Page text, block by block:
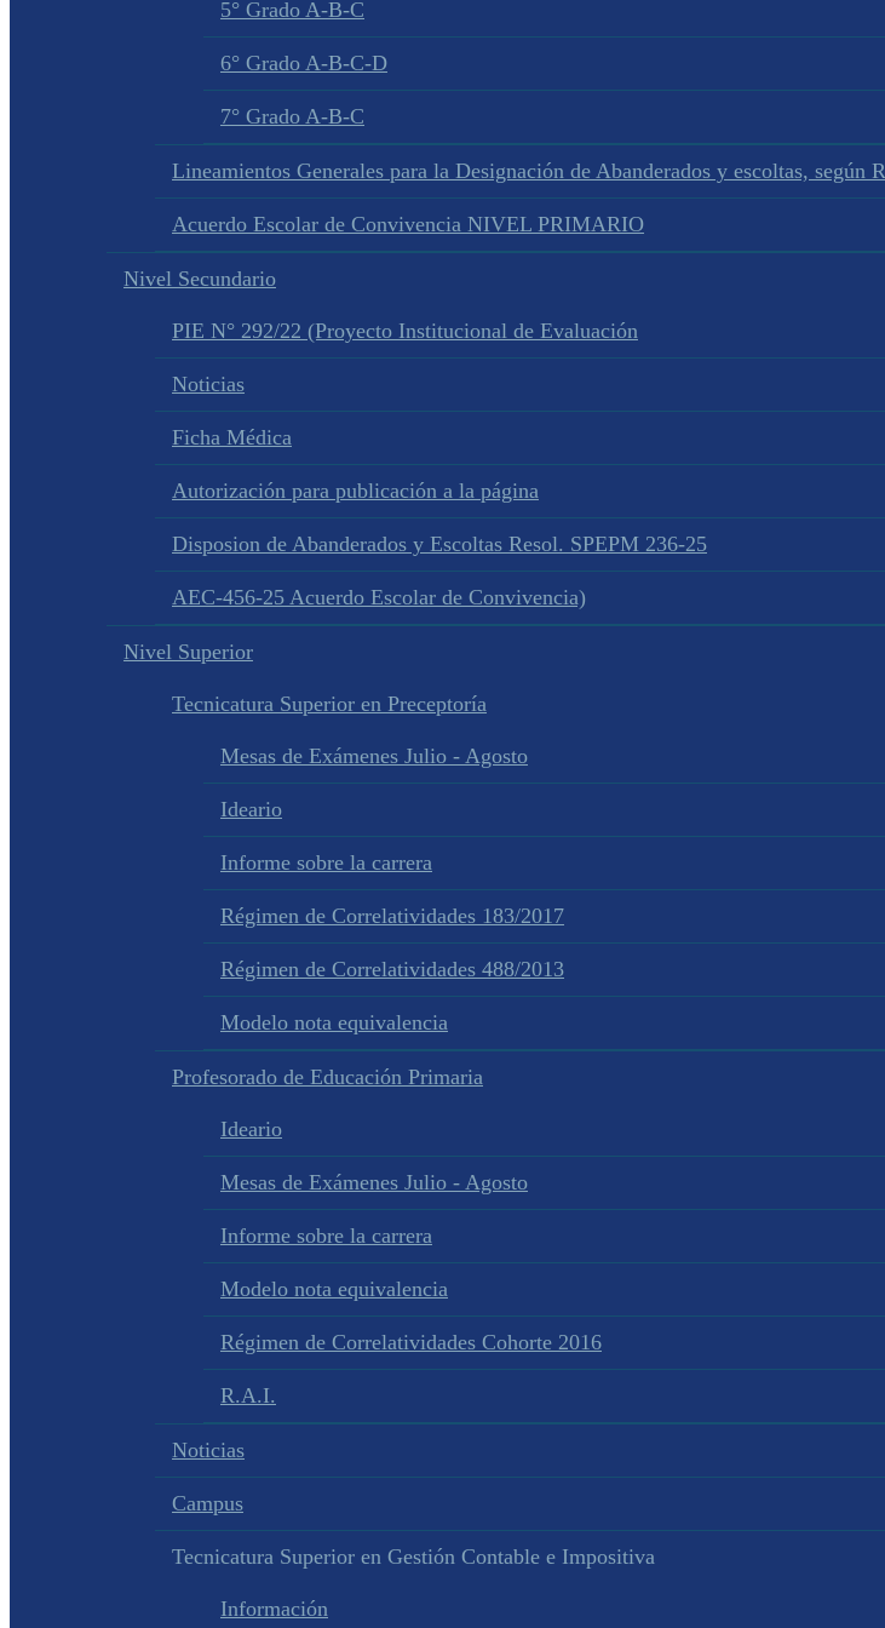
5° Grado A-B-C
6° Grado A-B-C-D
7° Grado A-B-C
Lineamientos Generales para la Designación de Abanderados y escoltas, según
Acuerdo Escolar de Convivencia NIVEL PRIMARIO
Nivel Secundario
PIE N° 292/22 (Proyecto Institucional de Evaluación
Noticias
Ficha Médica
Autorización para publicación a la página
Disposion de Abanderados y Escoltas Resol. SPEPM 236-25
AEC-456-25 Acuerdo Escolar de Convivencia)
Nivel Superior
Tecnicatura Superior en Preceptoría
Mesas de Exámenes Julio - Agosto
Ideario
Informe sobre la carrera
Régimen de Correlatividades 183/2017
Régimen de Correlatividades 488/2013
Modelo nota equivalencia
Profesorado de Educación Primaria
Ideario
Mesas de Exámenes Julio - Agosto
Informe sobre la carrera
Modelo nota equivalencia
Régimen de Correlatividades Cohorte 2016
R.A.I.
Noticias
Campus
Tecnicatura Superior en Gestión Contable e Impositiva
Información